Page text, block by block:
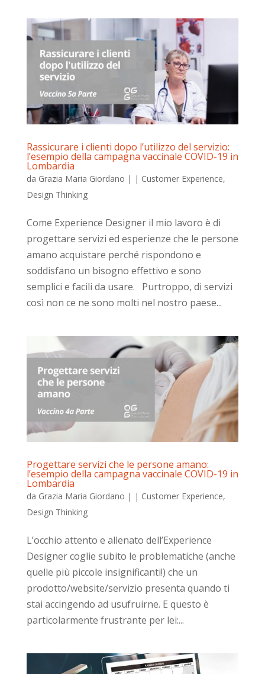
Rassicurare i clienti dopo l’utilizzo del servizio:
l’esempio della campagna vaccinale COVID-19 in
Lombardia
da Grazia Maria Giordano | | Customer Experience,
Design Thinking
Come Experience Designer il mio lavoro è di
progettare servizi ed esperienze che le persone
amano acquistare perché rispondono e
soddisfano un bisogno effettivo e sono
semplici e facili da usare. Purtroppo, di servizi
così non ce ne sono molti nel nostro paese...
Progettare servizi che le persone amano:
l’esempio della campagna vaccinale COVID-19 in
Lombardia
da Grazia Maria Giordano | | Customer Experience,
Design Thinking
L’occhio attento e allenato dell’Experience
Designer coglie subito le problematiche (anche
quelle più piccole insignificanti!) che un
prodotto/website/servizio presenta quando ti
stai accingendo ad usufruirne. E questo è
particolarmente frustrante per lei:...